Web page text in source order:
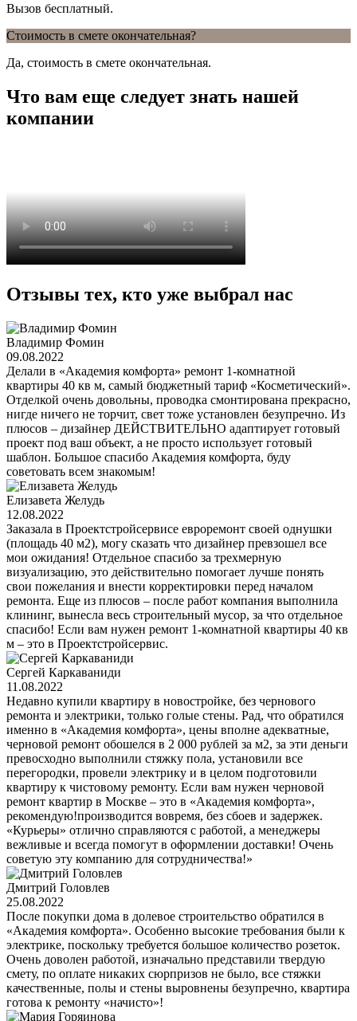
Вызов бесплатный.
Стоимость в смете окончательная?
Да, стоимость в смете окончательная.
Что вам еще следует знать нашей
компании
Отзывы тех, кто уже выбрал нас
Владимир Фомин
09.08.2022
Делали в «Академия комфорта» ремонт 1-комнатной
квартиры 40 кв м, самый бюджетный тариф «Косметический».
Отделкой очень довольны, проводка смонтирована прекрасно,
нигде ничего не торчит, свет тоже установлен безупречно. Из
плюсов – дизайнер ДЕЙСТВИТЕЛЬНО адаптирует готовый
проект под ваш объект, а не просто использует готовый
шаблон. Большое спасибо Академия комфорта, буду
советовать всем знакомым!
Елизавета Желудь
12.08.2022
Заказала в Проектстройсервисе евроремонт своей однушки
(площадь 40 м2), могу сказать что дизайнер превзошел все
мои ожидания! Отдельное спасибо за трехмерную
визуализацию, это действительно помогает лучше понять
свои пожелания и внести корректировки перед началом
ремонта. Еще из плюсов – после работ компания выполнила
клининг, вынесла весь строительный мусор, за что отдельное
спасибо! Если вам нужен ремонт 1-комнатной квартиры 40 кв
м – это в Проектстройсервис.
Сергей Каркаваниди
11.08.2022
Недавно купили квартиру в новостройке, без чернового
ремонта и электрики, только голые стены. Рад, что обратился
именно в «Академия комфорта», цены вполне адекватные,
черновой ремонт обошелся в 2 000 рублей за м2, за эти деньги
превосходно выполнили стяжку пола, установили все
перегородки, провели электрику и в целом подготовили
квартиру к чистовому ремонту. Если вам нужен черновой
ремонт квартир в Москве – это в «Академия комфорта»,
рекомендую!производится вовремя, без сбоев и задержек.
«Курьеры» отлично справляются с работой, а менеджеры
вежливые и всегда помогут в оформлении доставки! Очень
советую эту компанию для сотрудничества!»
Дмитрий Головлев
25.08.2022
После покупки дома в долевое строительство обратился в
«Академия комфорта». Особенно высокие требования были к
электрике, поскольку требуется большое количество розеток.
Очень доволен работой, изначально представили твердую
смету, по оплате никаких сюрпризов не было, все стяжки
качественные, полы и стены выровнены безупречно, квартира
готова к ремонту «начисто»!